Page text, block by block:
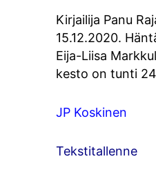
Kirjailija Panu
15.12.2020.
Eija-Liisa
kesto on tunti
JP Koskinen
Tekstitallenne